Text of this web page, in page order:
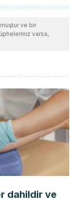
ekibimiz
bibliyografisi
ve bir
varsa,
dahildir ve